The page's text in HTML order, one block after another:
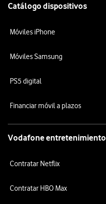
Catálogo dispositivos
Móviles iPhone
Móviles Samsung
PS5 digital
Financiar móvil a plazos
Vodafone entretenimiento
Contratar Netflix
Contratar HBO Max